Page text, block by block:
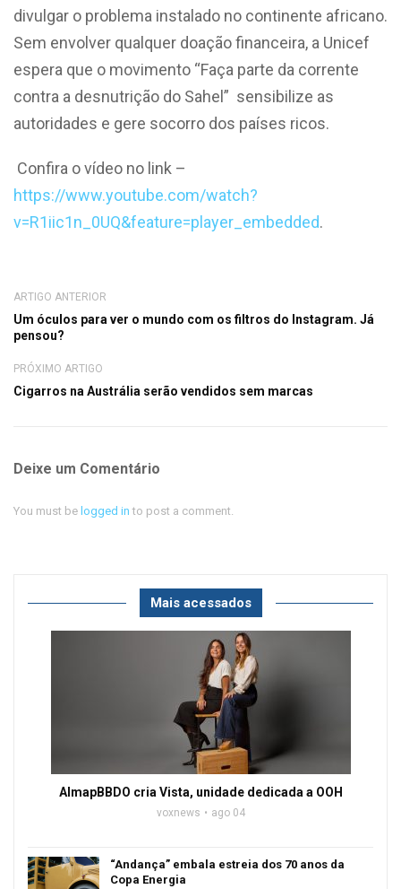
divulgar o problema instalado no continente africano.
Sem envolver qualquer doação financeira, a Unicef
espera que o movimento “Faça parte da corrente
contra a desnutrição do Sahel” sensibilize as
autoridades e gere socorro dos países ricos.
Confira o vídeo no link –
https://www.youtube.com/watch?
v=R1iic1n_0UQ&feature=player_embedded.
ARTIGO ANTERIOR
Um óculos para ver o mundo com os filtros do Instagram. Já
pensou?
PRÓXIMO ARTIGO
Cigarros na Austrália serão vendidos sem marcas
Deixe um Comentário
You must be logged in to post a comment.
Mais acessados
AlmapBBDO cria Vista, unidade dedicada a OOH
voxnews ago 04
“Andança” embala estreia dos 70 anos da
Copa Energia